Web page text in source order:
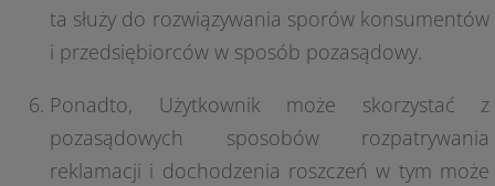
ta służy do rozwiązywania sporów konsumentów
i przedsiębiorców w sposób pozasądowy.
Ponadto, Użytkownik może skorzystać z
pozasądowych sposobów rozpatrywania
reklamacji i dochodzenia roszczeń w tym może